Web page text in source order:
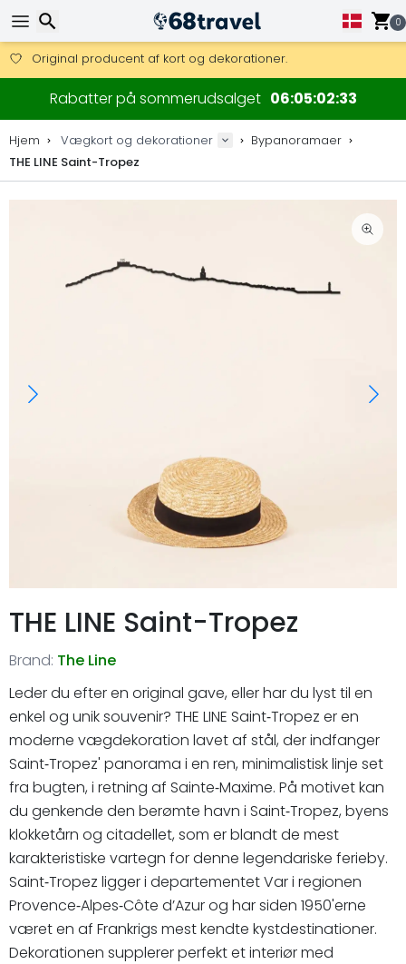
0
Få fri fragt på ordrer over 1 500 kr.
DHL Express fra dag til dag er også tilgængelig.
30 dages returret, 90 dage for trækort og dekorationer.
Original producent af kort og dekorationer.
Rabatter på sommerudsalget 06050232
Hjem Vægkort og dekorationer
Bypanoramaer
THE LINE Saint-Tropez
THE LINE Saint-Tropez
Brand: The Line
Leder du efter en original gave, eller har du lyst til en
enkel og unik souvenir? THE LINE Saint‑Tropez er en
moderne vægdekoration lavet af stål, der indfanger
Saint‑Tropez' panorama i en ren, minimalistisk linje set
fra bugten, i retning af Sainte‑Maxime. På motivet kan
du genkende den berømte havn i Saint‑Tropez, byens
klokketårn og citadellet, som er blandt de mest
karakteristiske vartegn for denne legendariske ferieby.
Saint‑Tropez ligger i departementet Var i regionen
Provence‑Alpes‑Côte d’Azur og har siden 1950'erne
været en af Frankrigs mest kendte kystdestinationer.
Dekorationen supplerer perfekt et interiør med
Søg efter
Søg efter